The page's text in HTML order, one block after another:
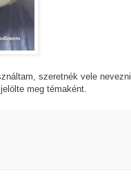
szeretnék vele nevezni
jelölte meg témaként.